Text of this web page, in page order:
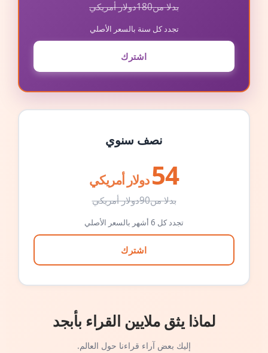
بدلا من180دولار أمريكي
تجدد كل سنة بالسعر الأصلي
اشترك
نصف سنوي
54 دولار أمريكي
بدلا من90دولار أمريكي
تجدد كل 6 أشهر بالسعر الأصلي
اشترك
لماذا يثق ملايين القراء بأبجد
إليك بعض آراء قراءنا حول العالم.